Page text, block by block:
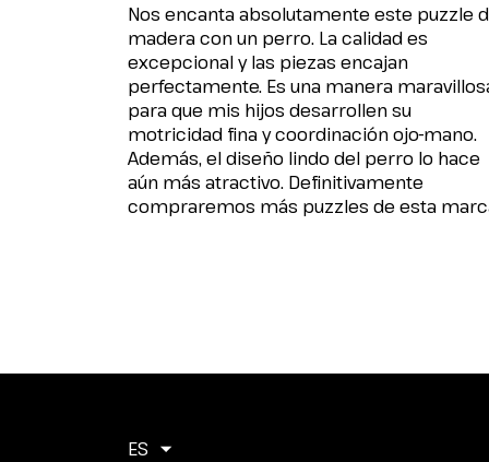
Nos encanta absolutamente este puzzle
madera con un perro. La calidad es
excepcional y las piezas encajan
perfectamente. Es una manera
para que mis hijos desarrollen su
motricidad fina y coordinación ojo-mano.
Además, el diseño lindo del perro lo hace
aún más atractivo. Definitivamente
compraremos más puzzles de esta
ES